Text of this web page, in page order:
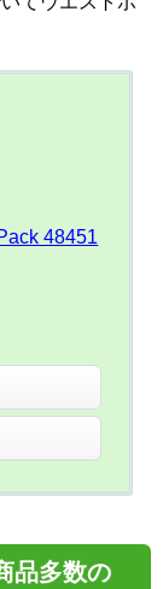
48451
品多数の